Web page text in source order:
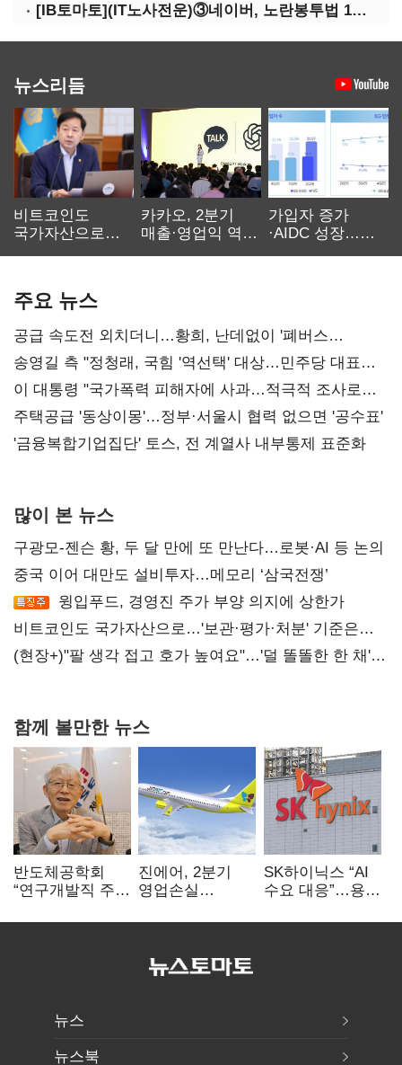
[IB토마토](IT노사전운)③네이버, 노란봉투법 1호 되나…관건은 '진짜 주인'
뉴스리듬
비트코인도
국가자산으로…'
카카오, 2분기
매출·영업익 역대
가입자 증가
·AIDC 성장…
주요 뉴스
공급 속도전 외치더니…황희, 난데없이 '폐버스
리모델링' 제안
송영길 측 "정청래, 국힘 '역선택' 대상…민주당 대표로
총선 지휘 못해"
이 대통령 "국가폭력 피해자에 사과…적극적 조사로
진실 밝혀야"
주택공급 '동상이몽'…정부·서울시 협력 없으면 '공수표'
'금융복합기업집단' 토스, 전 계열사 내부통제 표준화
많이 본 뉴스
구광모-젠슨 황, 두 달 만에 또 만난다…로봇·AI 등 논의
중국 이어 대만도 설비투자…메모리 ‘삼국전쟁’
윙입푸드, 경영진 주가 부양 의지에 상한가
비트코인도 국가자산으로…'보관·평가·처분' 기준은
숙제
(현장+)"팔 생각 접고 호가 높여요"…'덜 똘똘한 한 채'
함께 볼만한 뉴스
반도체공학회
“연구개발직 주
개선해야”
진에어, 2분기
영업손실
상승 여파
SK하이닉스 “AI
수요 대응”…용인
투자
뉴스
뉴스북